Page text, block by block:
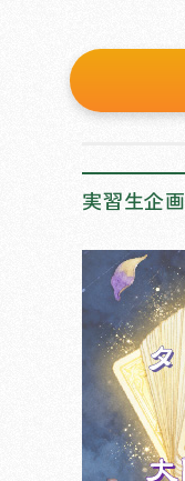
実習生企画